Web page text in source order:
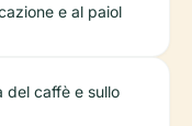
e al paiol
del caffè e sullo